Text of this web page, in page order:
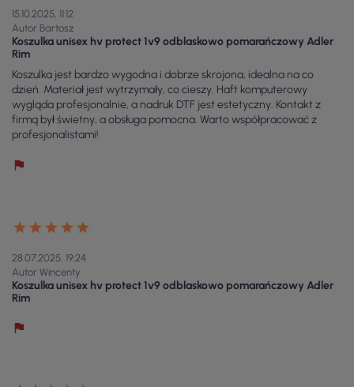
15.10.2025, 11:12
Autor Bartosz
Koszulka unisex hv protect 1v9 odblaskowo pomarańczowy Adler
Rim
Koszulka jest bardzo wygodna i dobrze skrojona, idealna na co
dzień. Materiał jest wytrzymały, co cieszy. Haft komputerowy
wygląda profesjonalnie, a nadruk DTF jest estetyczny. Kontakt z
firmą był świetny, a obsługa pomocna. Warto współpracować z
profesjonalistami!
28.07.2025, 19:24
Autor Wincenty
Koszulka unisex hv protect 1v9 odblaskowo pomarańczowy Adler
Rim